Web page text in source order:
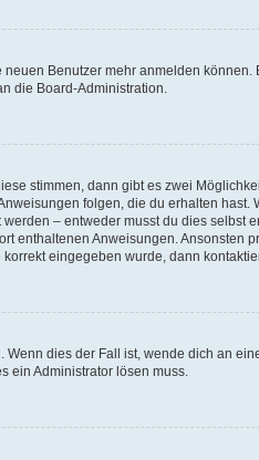
Benutzer mehr anmelden
die Board-Administration.
stimmen, dann gibt es zwei
folgen, die du erhalten
– entweder musst du dies selbst
enthaltenen Anweisungen. Ansonsten
eingegeben wurde, dann
dies der Fall ist, wende dich an
ein Administrator lösen muss.